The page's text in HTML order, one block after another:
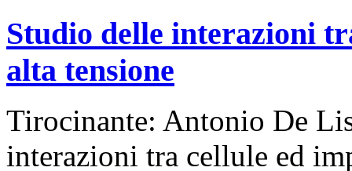
Studio delle interazioni
alta tensione
Tirocinante: Antonio De
interazioni tra cellule ed